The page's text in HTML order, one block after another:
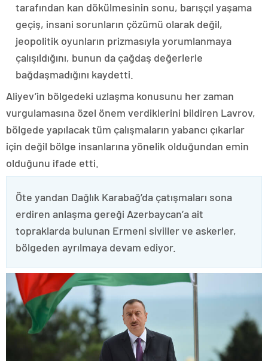
tarafından kan dökülmesinin sonu, barışçıl yaşama
geçiş, insani sorunların çözümü olarak değil,
jeopolitik oyunların prizmasıyla yorumlanmaya
çalışıldığını, bunun da çağdaş değerlerle
bağdaşmadığını kaydetti.
Aliyev’in bölgedeki uzlaşma konusunu her zaman
vurgulamasına özel önem verdiklerini bildiren Lavrov,
bölgede yapılacak tüm çalışmaların yabancı çıkarlar
için değil bölge insanlarına yönelik olduğundan emin
olduğunu ifade etti.
Öte yandan Dağlık Karabağ’da çatışmaları sona
erdiren anlaşma gereği Azerbaycan’a ait
topraklarda bulunan Ermeni siviller ve askerler,
bölgeden ayrılmaya devam ediyor.